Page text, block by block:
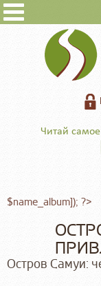
Читай
$name_album]); ?>
Остров Самуи: